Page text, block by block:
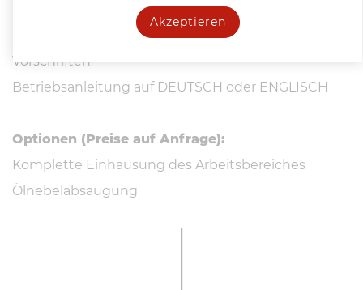
LED Maschinenleuchte
Maschine und Ausrüstung entsprechend den CE-
Vorschriften
Betriebsanleitung auf DEUTSCH oder ENGLISCH
Optionen (Preise auf Anfrage):
Komplette Einhausung des Arbeitsbereiches
Ölnebelabsaugung
Akzeptieren